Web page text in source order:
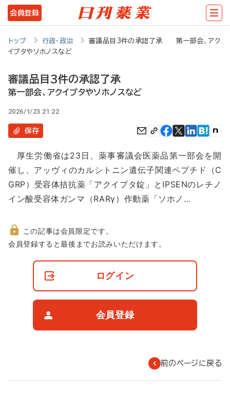
メ
イ
ン
テ
ツ
に
動
会員登録
トップ 行政・政治
審議品目3件の承認了承 第一部会、アク
イプタやソホノスなど
審議品目3件の承認了承
第一部会、アクイプタやソホノスなど
2026/1/23 21:22
保存
厚生労働省は23日、薬事審議会医薬品第一部会を開
催し、アッヴィのカルシトニン遺伝子関連ペプチド（C
GRP）受容体拮抗薬「アクイプタ錠」とIPSENのレチノ
イン酸受容体ガンマ（RARγ）作動薬「ソホノ…
非
この記事は会員限定です。
会員登録すると最後までお読みいただけます。
ログイン
会員登録
前のページに戻る